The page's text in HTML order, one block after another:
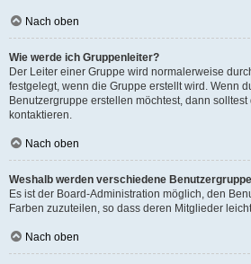
Nach oben
Wie werde ich Gruppenleiter?
Der Leiter einer Gruppe wird normalerweise
festgelegt, wenn die Gruppe erstellt wird. Wenn
Benutzergruppe erstellen möchtest, dann
kontaktieren.
Nach oben
Weshalb werden verschiedene
Es ist der Board-Administration möglich, den
Farben zuzuteilen, so dass deren Mitglieder
Nach oben